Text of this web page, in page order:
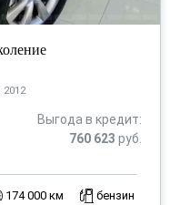
Выгода в кредит:
760 623 руб.
174 000 км бензин